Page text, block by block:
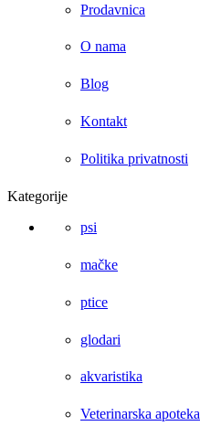
Prodavnica
O nama
Blog
Kontakt
Politika privatnosti
Kategorije
psi
mačke
ptice
glodari
akvaristika
Veterinarska apoteka